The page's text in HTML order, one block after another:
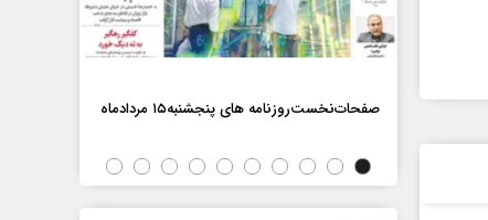
صفحات‌نخست‌روزنامه ها‌ی پنجشنبه‌۱۵ مردادماه